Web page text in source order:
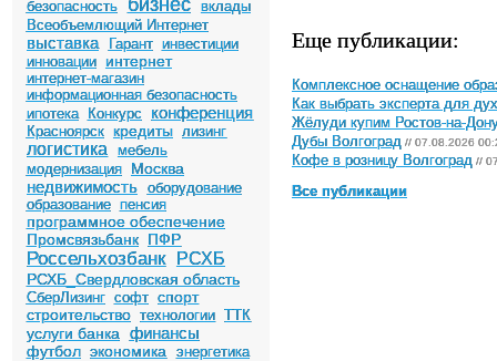
безопасность бизнес
вклады
Всеобъемлющий Интернет
выставка Гарант инвестиции
инновации
интернет
интернет-магазин
информационная безопасность
ипотека
Конкурс конференция
Красноярск кредиты лизинг
логистика
мебель
модернизация
Москва
недвижимость оборудование
образование пенсия
программное обеспечение
Промсвязьбанк ПФР
Россельхозбанк РСХБ
РСХБ_Свердловская область
СберЛизинг софт спорт
строительство технологии ТТК
услуги банка финансы
футбол экономика энергетика
Еще публикации:
Комплексное оснащение
Как выбрать эксперта для
Жёлуди купим Ростов-на-
Дубы Волгоград // 07.08.2026
Кофе в розницу Волгоград //
Все публикации